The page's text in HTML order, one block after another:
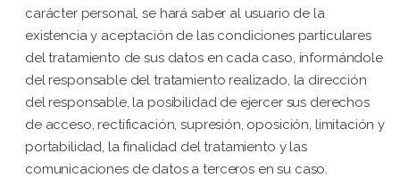
carácter personal, se hará saber al usuario de la
existencia y aceptación de las condiciones particulares
del tratamiento de sus datos en cada caso, informándole
del responsable del tratamiento realizado, la dirección
del responsable, la posibilidad de ejercer sus derechos
de acceso, rectificación, supresión, oposición, limitación y
portabilidad, la finalidad del tratamiento y las
comunicaciones de datos a terceros en su caso.